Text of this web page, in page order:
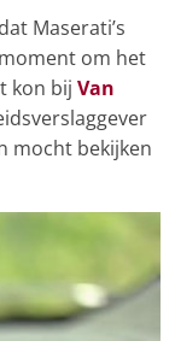
Maserati’s
om het
kon bij Van
mocht bekijken